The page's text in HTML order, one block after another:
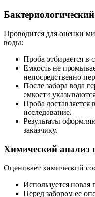
Проводится для оценки
воды:
Проба отбирается в
Емкость не
непосредственно
После забора вода
емкости
Проба доставляется
исследование.
Результаты
заказчику.
Химический анализ
Оценивает химический
Используется новая
Перед забором ее